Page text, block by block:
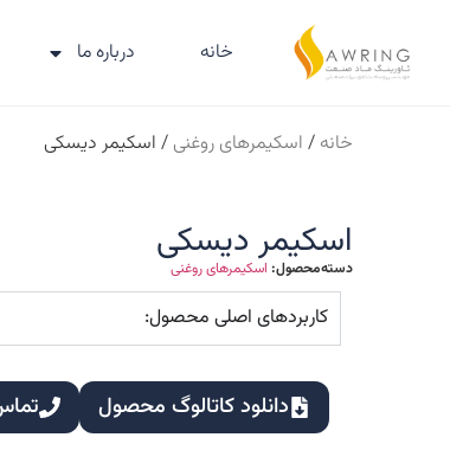
خانه درباره ما
خانه / اسکیمرهای روغنی / اسکیمر دیسکی
اسکیمر دیسکی
دسته‌محصول: اسکیمرهای روغنی
کاربردهای اصلی محصول:
دانلود کاتالوگ محصول